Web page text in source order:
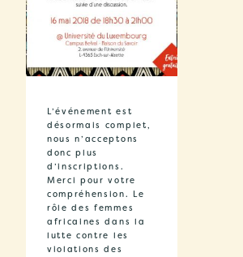
L’événement est
désormais complet,
nous n’acceptons
donc plus
d’inscriptions.
Merci pour votre
compréhension. Le
rôle des femmes
africaines dans la
lutte contre les
violations des